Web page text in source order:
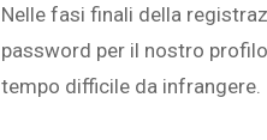
Nelle fasi finali della
password per il nostro
tempo difficile da infrangere.